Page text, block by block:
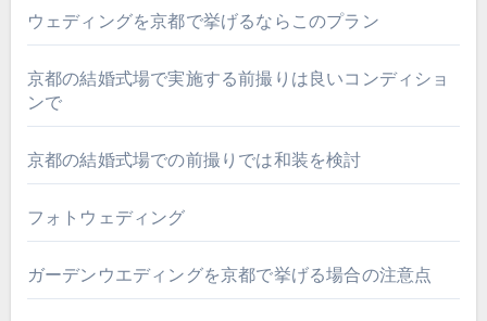
ウェディングを京都で挙げるならこのプラン
京都の結婚式場で実施する前撮りは良いコンディショ
ンで
京都の結婚式場での前撮りでは和装を検討
フォトウェディング
ガーデンウエディングを京都で挙げる場合の注意点